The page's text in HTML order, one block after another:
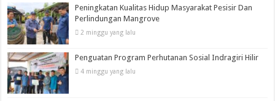
Peningkatan Kualitas Hidup Masyarakat Pesisir Dan
Perlindungan Mangrove
2 minggu yang lalu
Penguatan Program Perhutanan Sosial Indragiri Hilir
4 minggu yang lalu